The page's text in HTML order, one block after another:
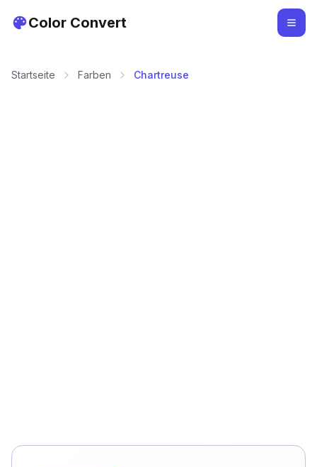
Color Convert
Startseite Farben Chartreuse